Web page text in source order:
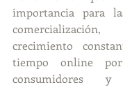
importancia para
crecimiento
tiempo online
consumidores